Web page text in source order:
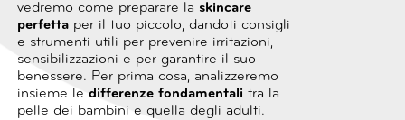
vedremo come preparare la skincare
perfettaper il tuo piccolo, dandoti consigli
e strumenti utili per prevenire irritazioni,
sensibilizzazioni e per garantire il suo
benessere. Per prima cosa, analizzeremo
insieme le differenze fondamentali tra la
pelle dei bambini e quella degli adulti.